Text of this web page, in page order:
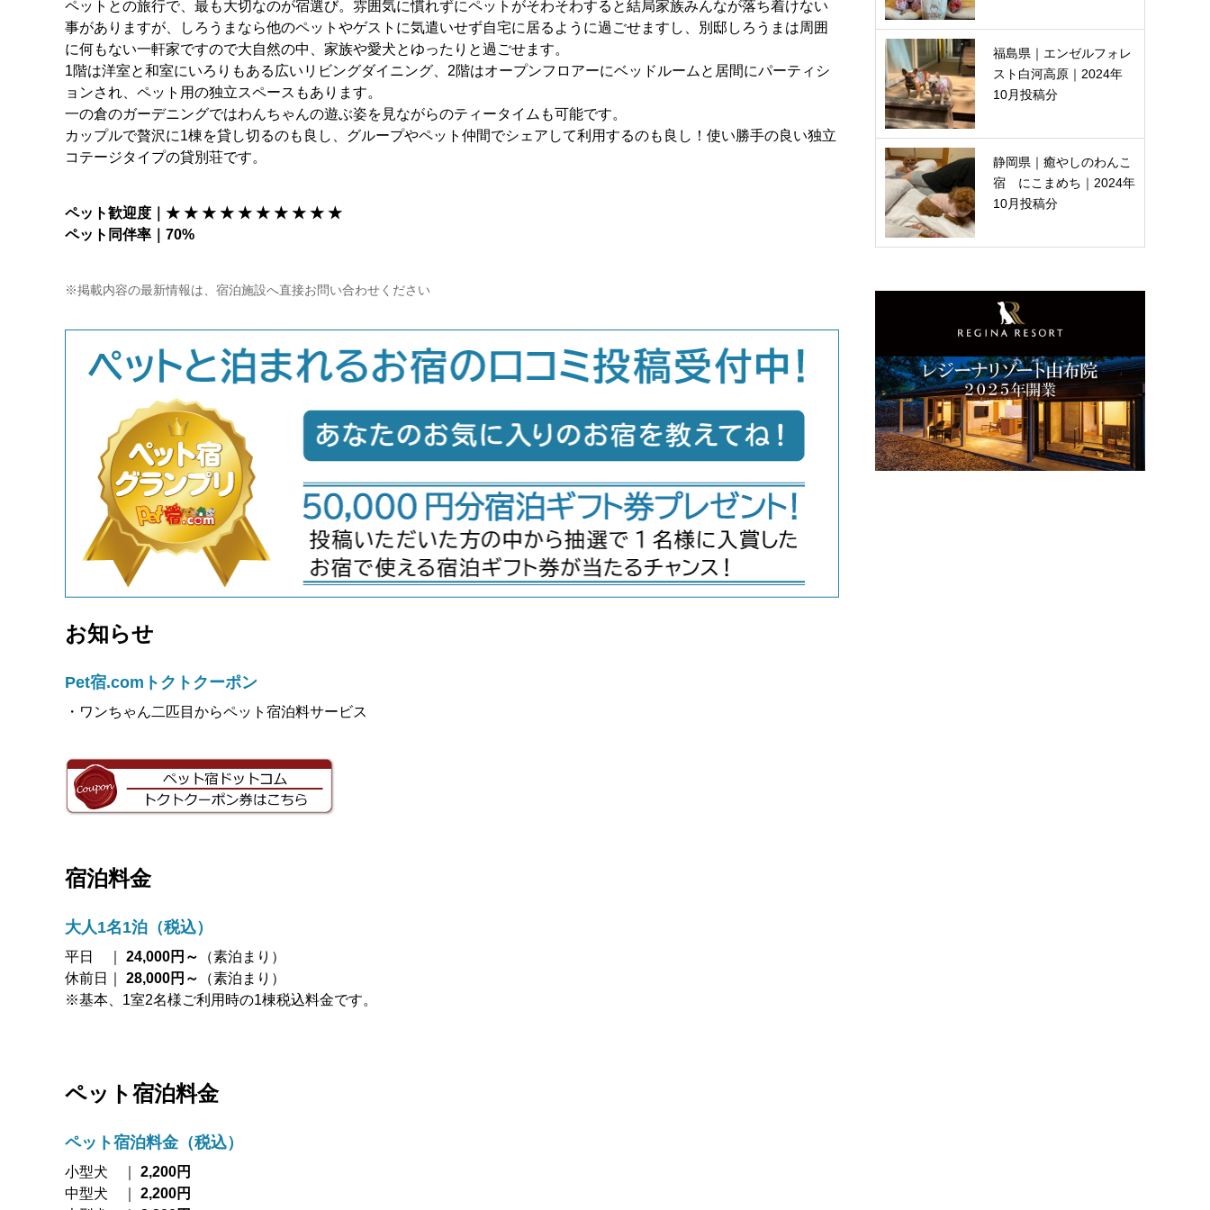
ペットとの旅行で、最も大切なのが宿選び。雰囲気に慣れずにペットがそわそわすると結局家族みんなが落ち着けない
事がありますが、しろうまなら他のペットやゲストに気遣いせず自宅に居るように過ごせますし、別邸しろうまは周囲
に何もない一軒家ですので大自然の中、家族や愛犬とゆったりと過ごせます。
1階は洋室と和室にいろりもある広いリビングダイニング、2階はオープンフロアーにベッドルームと居間にパーティシ
ョンされ、ペット用の独立スペースもあります。
一の倉のガーデニングではわんちゃんの遊ぶ姿を見ながらのティータイムも可能です。
カップルで贅沢に1棟を貸し切るのも良し、グループやペット仲間でシェアして利用するのも良し！使い勝手の良い独立
コテージタイプの貸別荘です。
ペット歓迎度｜★ ★ ★ ★ ★ ★ ★ ★ ★ ★
ペット同伴率｜70%
※掲載内容の最新情報は、宿泊施設へ直接お問い合わせください
お知らせ
Pet宿.comトクトクーポン
・ワンちゃん二匹目からペット宿泊料サービス
宿泊料金
大人1名1泊（税込）
平日 ｜ 24,000円～
（素泊まり）
休前日｜
28,000円～
（素泊まり）
※基本、1室2名様ご利用時の1棟税込料金です。
ペット宿泊料金
ペット宿泊料金（税込）
小型犬 ｜ 2,200円
中型犬 ｜ 2,200円
福島県｜エンゼルフォレ
スト白河高原｜2024年
10月投稿分
静岡県｜癒やしのわんこ
宿 にこまめち｜2024年
10月投稿分